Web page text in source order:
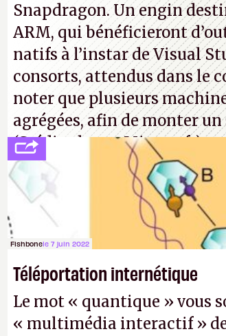
Snapdragon. Un engin
ARM, qui bénéficieront
natifs à l’instar de Visual
consorts, attendus dans le
noter que plusieurs
agrégées, afin de monter
(Crédit photo : Microsoft)
Fishbonele 7 juin 2022
Téléportation internétique
Le mot « quantique » vous
« multimédia interactif »